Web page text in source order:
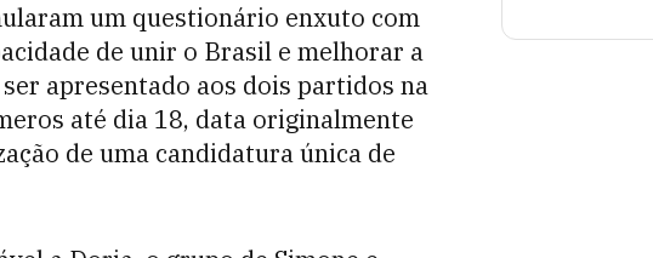
um questionário enxuto com
de unir o Brasil e melhorar a
apresentado aos dois partidos na
até dia 18, data originalmente
de uma candidatura única de